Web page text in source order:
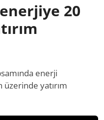
20
enerji
yatırım